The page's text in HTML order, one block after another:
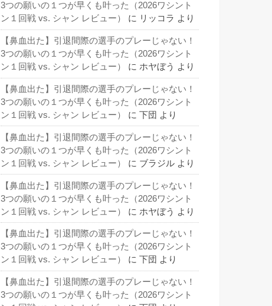
3つの願いの１つが早くも叶った（2026ワシント
ン１回戦 vs. シャン レビュー）
に リッコラ より
【鼻血出た】引退間際の選手のプレーじゃない！
3つの願いの１つが早くも叶った（2026ワシント
ン１回戦 vs. シャン レビュー）
に ホヤぼう より
【鼻血出た】引退間際の選手のプレーじゃない！
3つの願いの１つが早くも叶った（2026ワシント
ン１回戦 vs. シャン レビュー）
に 下団 より
【鼻血出た】引退間際の選手のプレーじゃない！
3つの願いの１つが早くも叶った（2026ワシント
ン１回戦 vs. シャン レビュー）
に ブラジル より
【鼻血出た】引退間際の選手のプレーじゃない！
3つの願いの１つが早くも叶った（2026ワシント
ン１回戦 vs. シャン レビュー）
に ホヤぼう より
【鼻血出た】引退間際の選手のプレーじゃない！
3つの願いの１つが早くも叶った（2026ワシント
ン１回戦 vs. シャン レビュー）
に 下団 より
【鼻血出た】引退間際の選手のプレーじゃない！
3つの願いの１つが早くも叶った（2026ワシント